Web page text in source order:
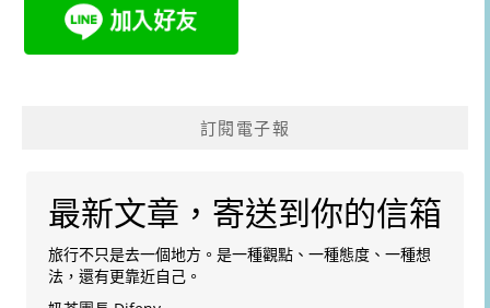
訂閱電子報
最新文章，寄送到你的信箱
旅行不只是去一個地方。是一種觀點、一種態度、一種想
法，還有更靠近自己。